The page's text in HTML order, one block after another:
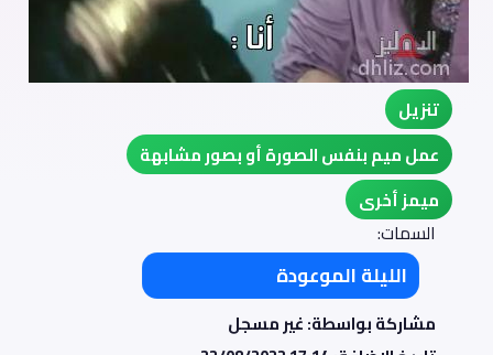
تنزيل
عمل ميم بنفس الصورة أو بصور مشابهة
ميمز أخرى
السمات:
الليلة الموعودة
مشاركة بواسطة: غير مسجل